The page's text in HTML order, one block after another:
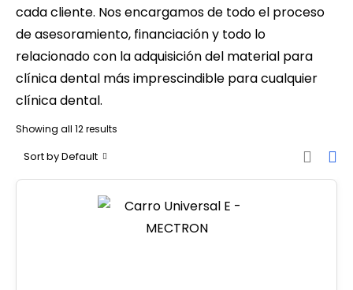
cada cliente. Nos encargamos de todo el proceso
de asesoramiento, financiación y todo lo
relacionado con la adquisición del material para
clínica dental más imprescindible para cualquier
clínica dental.
Showing all 12 results
Sort by Default